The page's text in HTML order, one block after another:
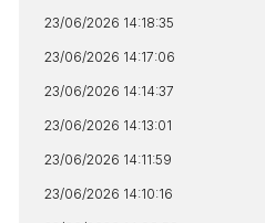
23/06/2026 14:18:35
23/06/2026 14:17:06
23/06/2026 14:14:37
23/06/2026 14:13:01
23/06/2026 14:11:59
23/06/2026 14:10:16